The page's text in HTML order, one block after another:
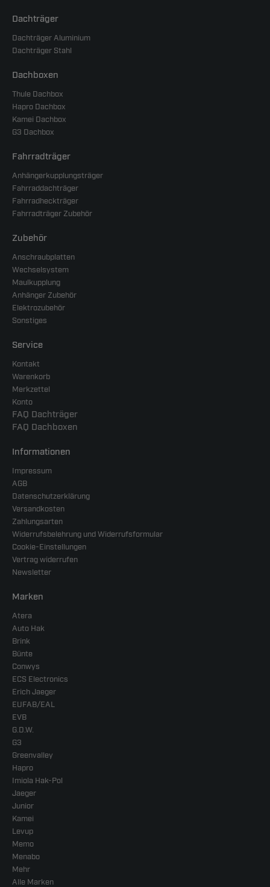
Dachträger
Dachträger Aluminium
Dachträger Stahl
Dachboxen
Thule Dachbox
Hapro Dachbox
Kamei Dachbox
G3 Dachbox
Fahrradträger
Anhängerkupplungsträger
Fahrraddachträger
Fahrradheckträger
Fahrradträger Zubehör
Zubehör
Anschraubplatten
Wechselsystem
Maulkupplung
Anhänger Zubehör
Elektrozubehör
Sonstiges
Service
Kontakt
Warenkorb
Merkzettel
Konto
FAQ Dachträger
FAQ Dachboxen
Informationen
Impressum
AGB
Datenschutzerklärung
Versandkosten
Zahlungsarten
Widerrufsbelehrung und Widerrufsformular
Cookie-Einstellungen
Vertrag widerrufen
Newsletter
Marken
Atera
Auto Hak
Brink
Bünte
Conwys
ECS Electronics
Erich Jaeger
EUFAB/EAL
EVB
G.D.W.
G3
Greenvalley
Hapro
Imiola Hak-Pol
Jaeger
Junior
Kamei
Levup
Memo
Menabo
Mehr
Alle Marken